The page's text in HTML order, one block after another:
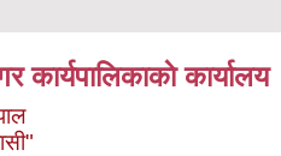
कार्यपालिकाकाे कार्यालय